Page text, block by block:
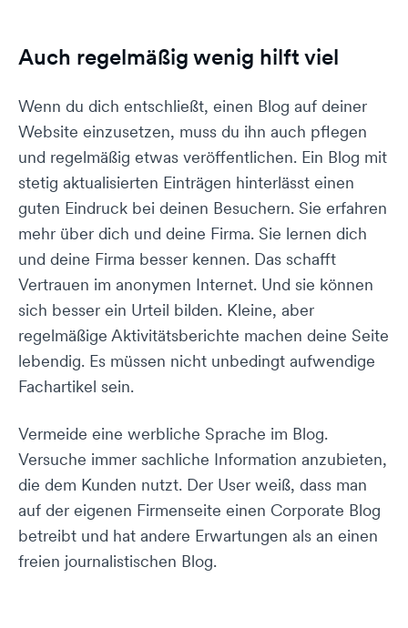
Auch regelmäßig wenig hilft viel
Wenn du dich entschließt, einen Blog auf deiner
Website einzusetzen, muss du ihn auch pflegen
und regelmäßig etwas veröffentlichen. Ein Blog mit
stetig aktualisierten Einträgen hinterlässt einen
guten Eindruck bei deinen Besuchern. Sie erfahren
mehr über dich und deine Firma. Sie lernen dich
und deine Firma besser kennen. Das schafft
Vertrauen im anonymen Internet. Und sie können
sich besser ein Urteil bilden. Kleine, aber
regelmäßige Aktivitätsberichte machen deine Seite
lebendig. Es müssen nicht unbedingt aufwendige
Fachartikel sein.
Vermeide eine werbliche Sprache im Blog.
Versuche immer sachliche Information anzubieten,
die dem Kunden nutzt. Der User weiß, dass man
auf der eigenen Firmenseite einen Corporate Blog
betreibt und hat andere Erwartungen als an einen
freien journalistischen Blog.